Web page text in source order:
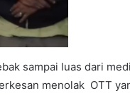
sampai luas dari
menolak OTT